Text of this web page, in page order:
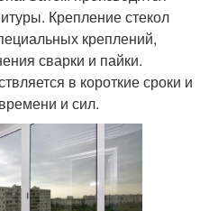
Крепление стекол
креплений,
сварки и пайки.
в короткие сроки и
и сил.